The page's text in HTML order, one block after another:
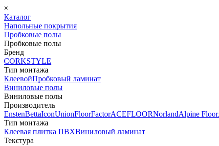
×
Каталог
Напольные покрытия
Пробковые полы
Пробковые полы
Бренд
CORKSTYLE
Тип монтажа
КлеевойПробковый ламинат
Виниловые полы
Виниловые полы
Производитель
EnstenBettaIconUnionFloorFactorACEFLOORNorlandAlpine Floor
Тип монтажа
Клеевая плитка ПВХВиниловый ламинат
Текстура